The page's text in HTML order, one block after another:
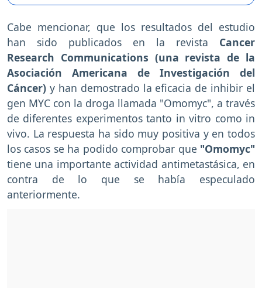
Cabe mencionar, que los resultados del estudio
han sido publicados en la revista Cancer
Research Communications (una revista de la
Asociación Americana de Investigación del
Cáncer) y han demostrado la eficacia de inhibir el
gen MYC con la droga llamada "Omomyc", a través
de diferentes experimentos tanto in vitro como in
vivo. La respuesta ha sido muy positiva y en todos
los casos se ha podido comprobar que "Omomyc"
tiene una importante actividad antimetastásica, en
contra de lo que se había especulado
anteriormente.